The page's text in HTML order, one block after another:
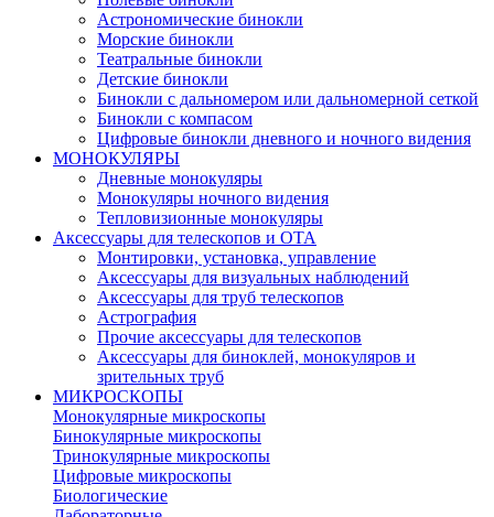
Астрономические бинокли
Морские бинокли
Театральные бинокли
Детские бинокли
Бинокли с дальномером или дальномерной сеткой
Бинокли с компасом
Цифровые бинокли дневного и ночного видения
МОНОКУЛЯРЫ
Дневные монокуляры
Монокуляры ночного видения
Тепловизионные монокуляры
Аксессуары для телескопов и ОТА
Монтировки, установка, управление
Аксессуары для визуальных наблюдений
Аксессуары для труб телескопов
Астрография
Прочие аксессуары для телескопов
Аксессуары для биноклей, монокуляров и
зрительных труб
МИКРОСКОПЫ
Монокулярные микроскопы
Бинокулярные микроскопы
Тринокулярные микроскопы
Цифровые микроскопы
Биологические